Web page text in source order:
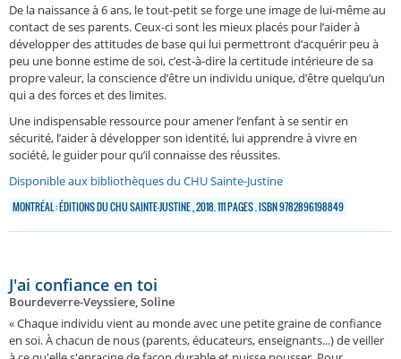
De la naissance à 6 ans, le tout-petit se forge une image de lui-même au
contact de ses parents. Ceux-ci sont les mieux placés pour l’aider à
développer des attitudes de base qui lui permettront d’acquérir peu à
peu une bonne estime de soi, c’est-à-dire la certitude intérieure de sa
propre valeur, la conscience d’être un individu unique, d’être quelqu’un
qui a des forces et des limites.
Une indispensable ressource pour amener l’enfant à se sentir en
sécurité, l’aider à développer son identité, lui apprendre à vivre en
société, le guider pour qu’il connaisse des réussites.
Disponible aux bibliothèques du CHU Sainte-Justine
MONTRÉAL : ÉDITIONS DU CHU SAINTE-JUSTINE , 2018. 111 PAGES . ISBN 9782896198849
J'ai confiance en toi
Bourdeverre-Veyssiere, Soline
« Chaque individu vient au monde avec une petite graine de confiance
en soi. À chacun de nous (parents, éducateurs, enseignants...) de veiller